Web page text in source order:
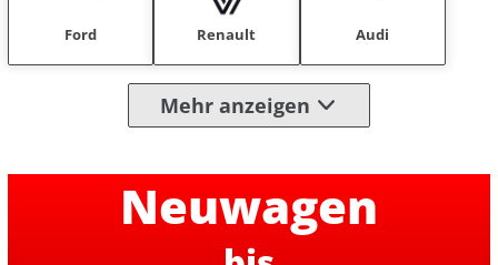
Ford Renault Audi
Mehr anzeigen
Neuwagen